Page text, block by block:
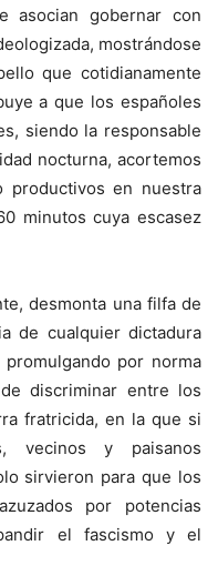
asocian gobernar con
mostrándose
que cotidianamente
a que los españoles
siendo la responsable
nocturna, acortemos
productivos en nuestra
minutos cuya escasez
desmonta una filfa de
de cualquier dictadura
por norma
discriminar entre los
fratricida, en la que si
vecinos y paisanos
sirvieron para que los
por potencias
el fascismo y el